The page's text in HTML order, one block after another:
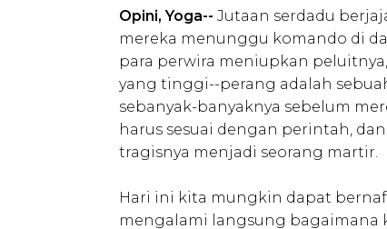
Opini, Yoga-- Jutaan serdadu
mereka menunggu komando di
para perwira meniupkan
yang tinggi--perang adalah
sebanyak-banyaknya sebelum
harus sesuai dengan perintah,
tragisnya menjadi seorang martir.
Hari ini kita mungkin dapat
mengalami langsung bagaimana